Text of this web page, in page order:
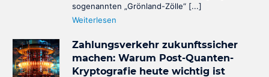
sogenannten „Grönland-Zölle“ [...]
Weiterlesen
Zahlungsverkehr zukunftssicher
machen: Warum Post-Quanten-
Kryptografie heute wichtig ist